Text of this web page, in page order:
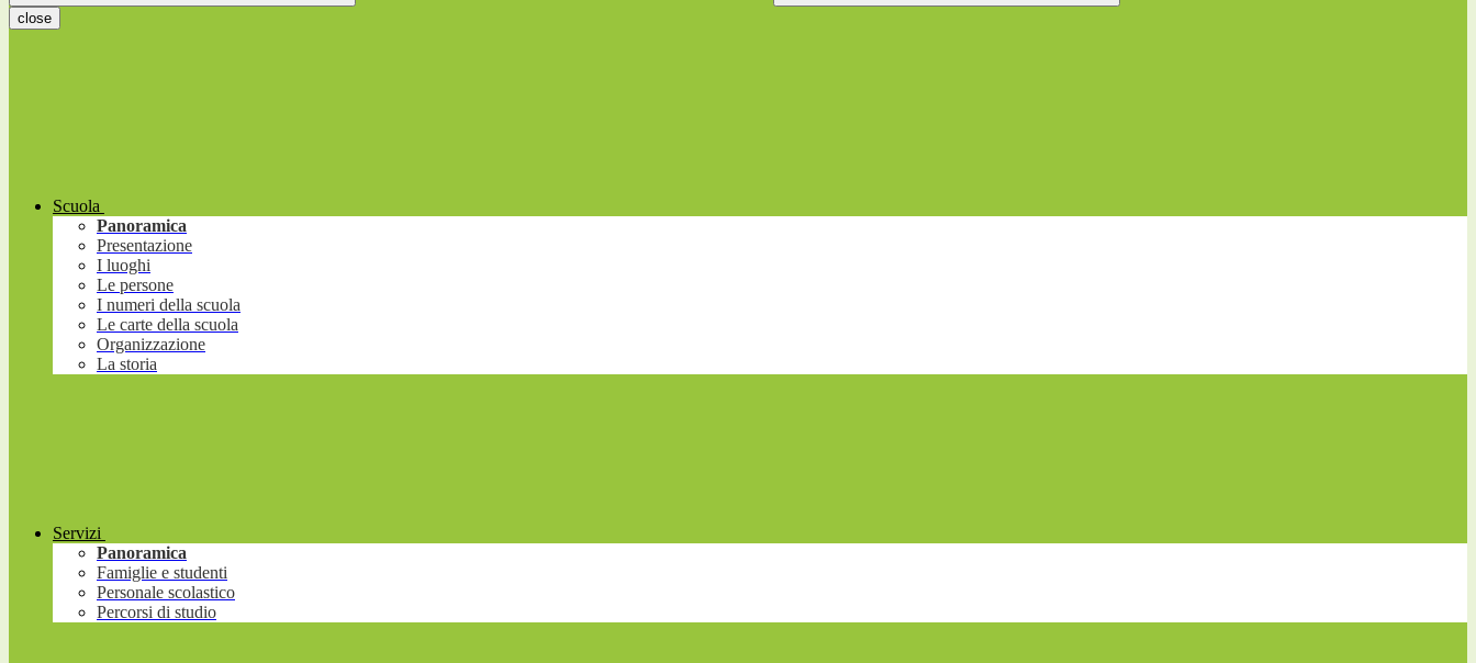
close
Scuola
Panoramica
Presentazione
I luoghi
Le persone
I numeri della scuola
Le carte della scuola
Organizzazione
La storia
Servizi
Panoramica
Famiglie e studenti
Personale scolastico
Percorsi di studio